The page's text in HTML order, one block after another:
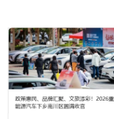
成品油定价机制施行以
次调整幅度的历史最
录。